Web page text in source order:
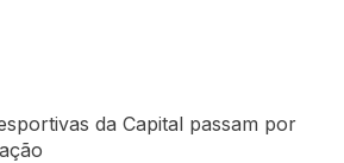
da Capital passam por